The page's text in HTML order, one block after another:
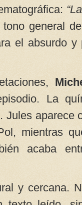
general
el absurdo
La
Jules aparece
mientras
acaba
y cercana.